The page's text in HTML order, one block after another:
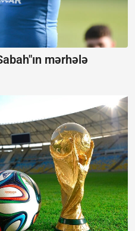
mərhələ